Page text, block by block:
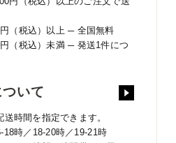
（税込）以上 ─ 全国無料
（税込）未満 ─ 発送1件につ
いて
時間を指定できます。
18時／18-20時／19-21時